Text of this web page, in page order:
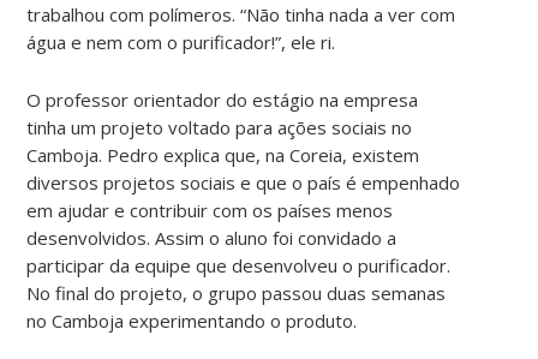
trabalhou com polímeros. “Não tinha nada a ver com
água e nem com o purificador!”, ele ri.
O professor orientador do estágio na empresa
tinha um projeto voltado para ações sociais no
Camboja. Pedro explica que, na Coreia, existem
diversos projetos sociais e que o país é empenhado
em ajudar e contribuir com os países menos
desenvolvidos. Assim o aluno foi convidado a
participar da equipe que desenvolveu o purificador.
No final do projeto, o grupo passou duas semanas
no Camboja experimentando o produto.